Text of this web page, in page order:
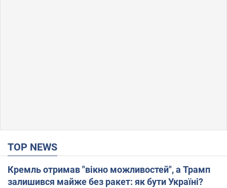
TOP NEWS
Кремль отримав "вікно можливостей", а Трамп
залишився майже без ракет: як бути Україні?